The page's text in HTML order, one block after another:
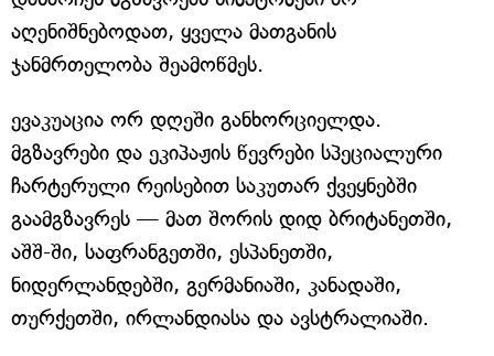
აღენიშნებოდათ, ყველა მათგანის
ჯანმრთელობა შეამოწმეს.
ევაკუაცია ორ დღეში განხორციელდა.
მგზავრები და ეკიპაჟის წევრები სპეციალური
ჩარტერული რეისებით საკუთარ ქვეყნებში
გაამგზავრეს — მათ შორის დიდ ბრიტანეთში,
აშშ-ში, საფრანგეთში, ესპანეთში,
ნიდერლანდებში, გერმანიაში, კანადაში,
თურქეთში, ირლანდიასა და ავსტრალიაში.